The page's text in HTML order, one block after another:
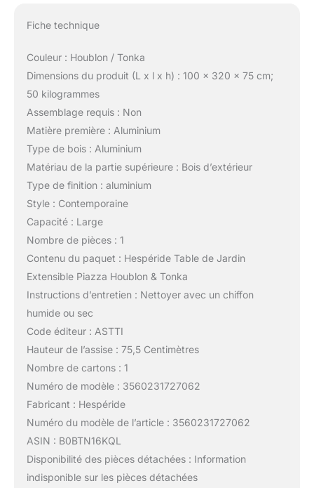
Fiche technique
Couleur : Houblon / Tonka
Dimensions du produit (L x l x h) : 100 x 320 x 75 cm;
50 kilogrammes
Assemblage requis : Non
Matière première : Aluminium
Type de bois : Aluminium
Matériau de la partie supérieure : Bois d’extérieur
Type de finition : aluminium
Style : Contemporaine
Capacité : Large
Nombre de pièces : 1
Contenu du paquet : Hespéride Table de Jardin
Extensible Piazza Houblon & Tonka
Instructions d’entretien : Nettoyer avec un chiffon
humide ou sec
Code éditeur : ASTTI
Hauteur de l’assise : 75,5 Centimètres
Nombre de cartons : 1
Numéro de modèle : 3560231727062
Fabricant : Hespéride
Numéro du modèle de l’article : 3560231727062
ASIN : B0BTN16KQL
Disponibilité des pièces détachées : Information
indisponible sur les pièces détachées